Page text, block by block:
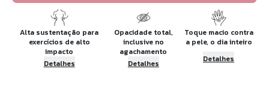
Alta sustentação para
exercícios de alto
impacto
Detalhes
Opacidade total,
inclusive no
agachamento
Detalhes
Toque macio contra
a pele, o dia inteiro
Detalhes